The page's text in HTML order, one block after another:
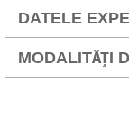
DATELE
MODALITĂȚI